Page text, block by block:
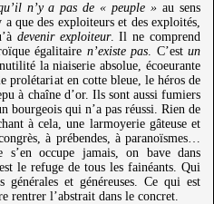
n’y a pas de « peuple » au sens
que des exploiteurs et des exploités,
devenir exploiteur. Il ne comprend
égalitaire n’existe pas. C’estun
la niaiserie absolue, écoeurante
prolétariat en cotte bleue, le héros de
à chaîne d’or. Ils sont aussi fumiers
bourgeois qui n’a pas réussi. Rien de
à cela, une larmoyerie gâteuse et
à prébendes, à paranoïsmes…
s’en occupe jamais, on bave dans
le refuge de tous les fainéants. Qui
et généreuses. Ce qui est
rentrer l’abstrait dans le concret.